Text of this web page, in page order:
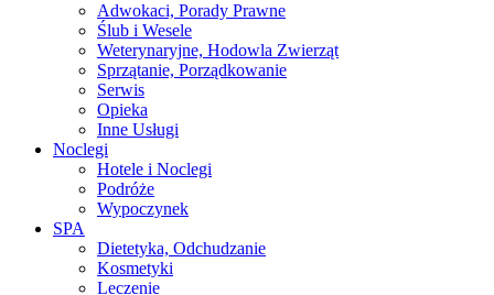
Adwokaci, Porady Prawne
Ślub i Wesele
Weterynaryjne, Hodowla Zwierząt
Sprzątanie, Porządkowanie
Serwis
Opieka
Inne Usługi
Noclegi
Hotele i Noclegi
Podróże
Wypoczynek
SPA
Dietetyka, Odchudzanie
Kosmetyki
Leczenie